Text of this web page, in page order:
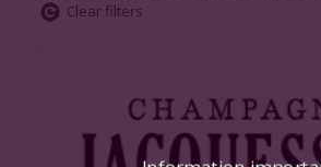
Clear filters